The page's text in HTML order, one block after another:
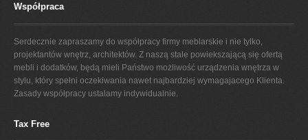
Współpraca
Serdecznie zapraszamy do współpracy firmy meblarskie i nie tylko,
projektantów wnętrz, architektów. Z naszą stale powiekszającą się ofertą
mebli i dodatków, będą mieli Państwo możliwość urządzenia wnętrza w
stylu, który spełni oczekiwania nawet najbardziej wymagajacego Klienta.
Zasady współpracy ustalamy indywidualnie.
Tax Free